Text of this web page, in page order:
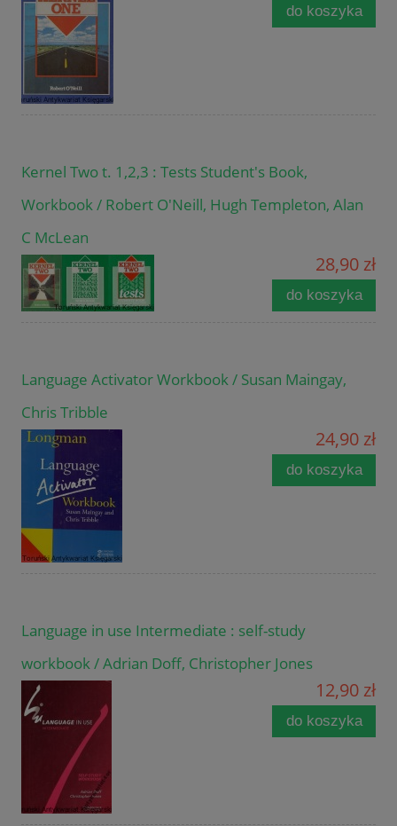
do koszyka
Kernel Two t. 1,2,3 : Tests Student's Book,
Workbook / Robert O'Neill, Hugh Templeton, Alan
C McLean
28,90 zł
do koszyka
Language Activator Workbook / Susan Maingay,
Chris Tribble
24,90 zł
do koszyka
Language in use Intermediate : self-study
workbook / Adrian Doff, Christopher Jones
12,90 zł
do koszyka